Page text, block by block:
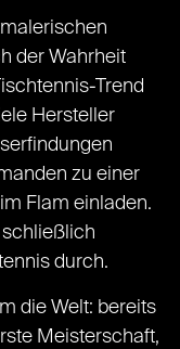
der Wahrheit
Trend
Hersteller
zu einer
Flam einladen.
schließlich
durch.
die Welt: bereits
Meisterschaft,